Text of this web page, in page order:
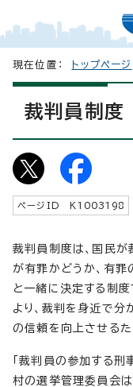
現在位置： トップページ
裁判員制度
ページID K 1003198
裁判員制度は、国民が
が有罪かどうか、有
と一緒に決定する制
より、裁判を身近で分
の信頼を向上させるた
「裁判員の参加する刑
村の選挙管理委員会